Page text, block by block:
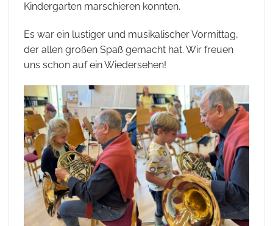
Kindergarten marschieren konnten.
Es war ein lustiger und musikalischer Vormittag,
der allen großen Spaß gemacht hat. Wir freuen
uns schon auf ein Wiedersehen!